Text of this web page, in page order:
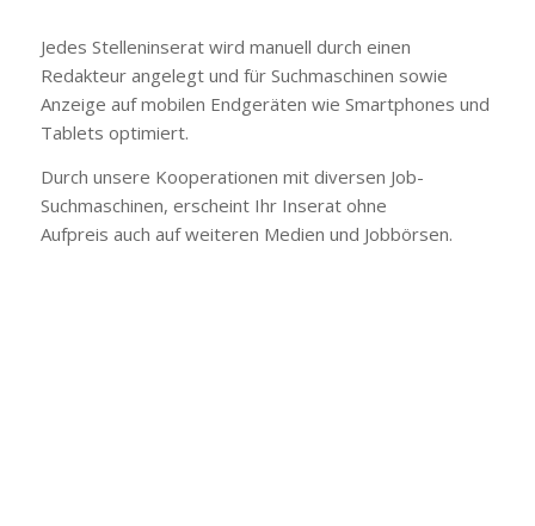
Jedes Stelleninserat wird manuell durch einen
Redakteur angelegt und für Suchmaschinen sowie
Anzeige auf mobilen Endgeräten wie Smartphones und
Tablets optimiert.
Durch unsere Kooperationen mit diversen Job-
Suchmaschinen, erscheint Ihr Inserat ohne
Aufpreis auch auf weiteren Medien und Jobbörsen.